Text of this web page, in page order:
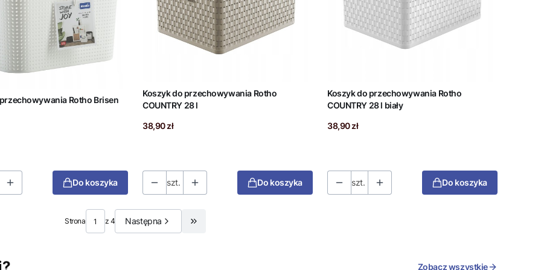
Rotho Brisen
Do koszyka
Koszyk do przechowywania Rotho
COUNTRY 28 l
Cena
38,90 zł
szt. Do koszyka
Koszyk do przechowywania Rotho
COUNTRY 28 l biały
Cena
38,90 zł
szt. Do koszyka
Strona z 4 Następna Przejdź do ostatniej strony z produktami
Zobacz wszystkie